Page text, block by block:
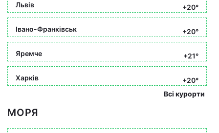
Львів +20°
Івано-Франківськ +20°
Яремче +21°
Харків
+20°
Всі курорти
МОРЯ